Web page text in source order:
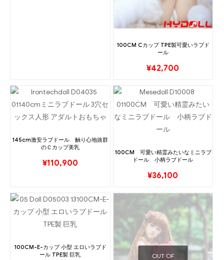
100CM Cカップ TPE製可愛いラブド
ール
¥42,700
145cm激安ラブドール 触り心地抜群
のＣカップ美乳
¥110,900
100CM 可愛い精霊みたいなミニラブ
ドール 小柄ラブドール
¥36,100
100CM-E-カップ 小型 エロいラブド
ール TPE製 巨乳
OUT OF